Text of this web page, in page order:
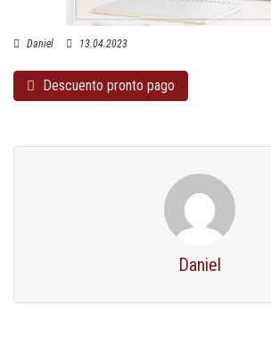
Daniel 13.04.2023
Descuento pronto pago
Daniel